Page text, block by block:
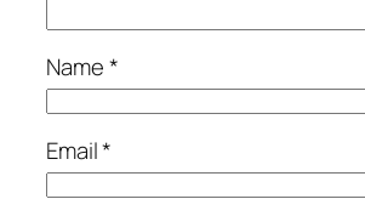
Name*
Email*